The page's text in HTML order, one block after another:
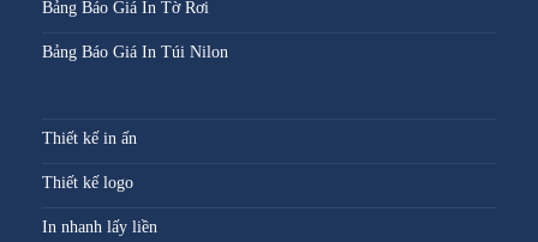
Bảng Báo Giá In Tờ Rơi
Bảng Báo Giá In Túi Nilon
Thiết kế in ấn
Thiết kế logo
In nhanh lấy liền